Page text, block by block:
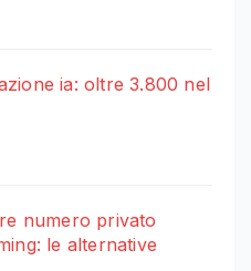
ia: oltre 3.800 nel
numero privato
le alternative